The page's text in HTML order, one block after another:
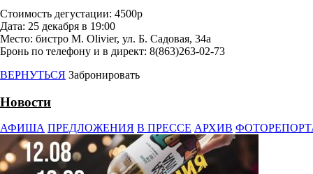
Стоимость дегустации: 4500р
Дата: 25 декабря в 19:00
Место: бистро M. Olivier, ул. Б. Садовая, 34а
Бронь по телефону и в директ: 8(863)263-02-73
ВЕРНУТЬСЯ Забронировать
Новости
АФИША ПРЕДЛОЖЕНИЯ В ПРЕССЕ АРХИВ